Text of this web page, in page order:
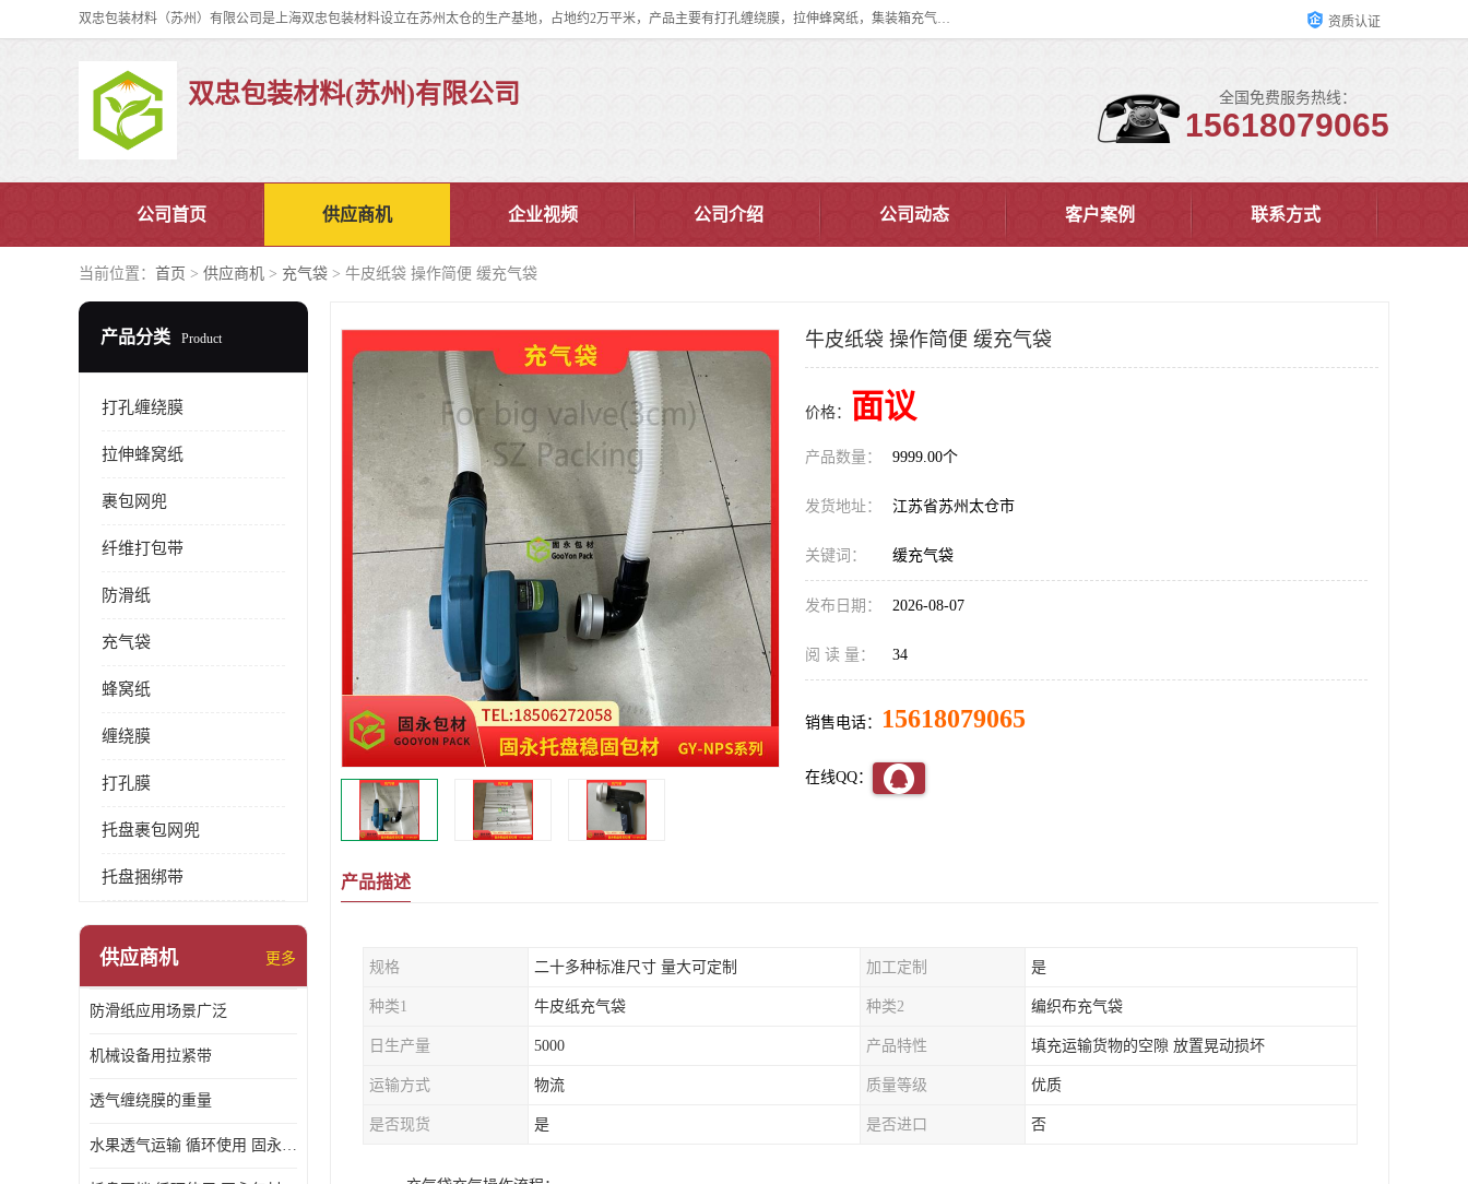
双忠包装材料（苏州）有限公司是上海双忠包装材料设立在苏州太仓的生产基地，占地约2万平米，产品主要有打孔缠绕膜，拉伸蜂窝纸，集装箱充气袋，滑托板，打包带，裹包网兜，防滑纸等箱体和托盘的运输和保护性包材。固永包材®，GooYon Pack®，是我们保护性包装材料的专属品牌。 资质认证
双忠包装材料(苏州)有限公司 全国免费服务热线：
15618079065
公司首页 供应商机 企业视频 公司介绍 公司动态 客户案例 联系方式
当前位置： 首页 > 供应商机 > 充气袋 > 牛皮纸袋 操作简便 缓充气袋
产品分类 Product
打孔缠绕膜
拉伸蜂窝纸
裹包网兜
纤维打包带
防滑纸
充气袋
蜂窝纸
缠绕膜
打孔膜
托盘裹包网兜
托盘捆绑带
供应商机 更多
防滑纸应用场景广泛
机械设备用拉紧带
透气缠绕膜的重量
水果透气运输 循环使用 固永包材
牛皮纸袋 操作简便 缓充气袋
价格： 面议
产品数量： 9999.00个
发货地址： 江苏省苏州太仓市
关键词： 缓充气袋
发布日期： 2026-08-07
阅 读 量： 34
销售电话： 15618079065
在线QQ：
产品描述
规格 二十多种标准尺寸 量大可定制 加工定制 是
种类1 牛皮纸充气袋 种类2 编织布充气袋
日生产量 5000 产品特性 填充运输货物的空隙 放置晃动损坏
运输方式 物流 质量等级 优质
是否现货 是 是否进口 否